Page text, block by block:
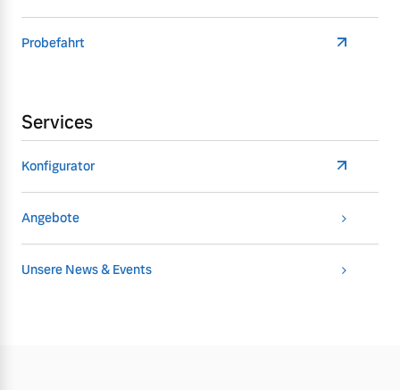
Probefahrt
Services
Konfigurator
Angebote
Unsere News & Events